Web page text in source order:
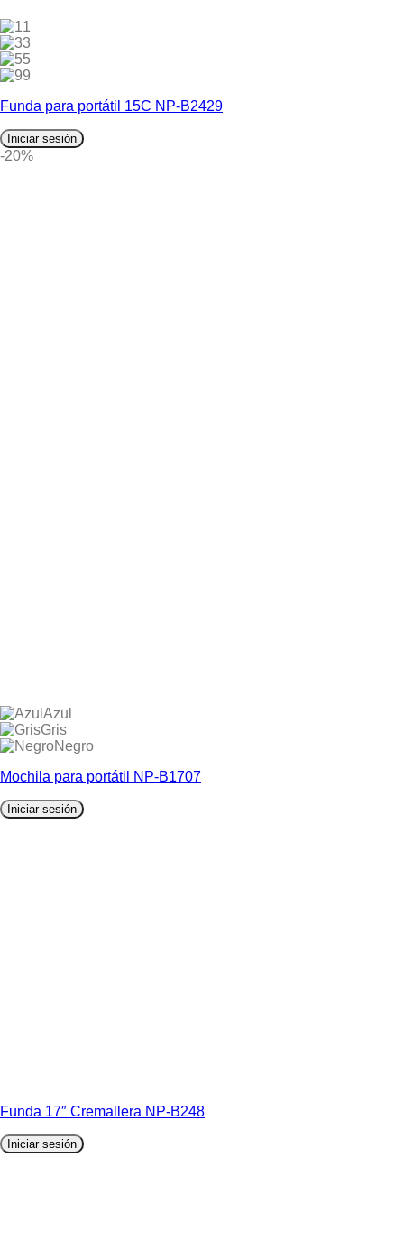
1
3
5
9
Funda para portátil 15C NP-B2429
Iniciar sesión
-20%
Azul
Gris
Negro
Mochila para portátil NP-B1707
Iniciar sesión
Funda 17″ Cremallera NP-B248
Iniciar sesión